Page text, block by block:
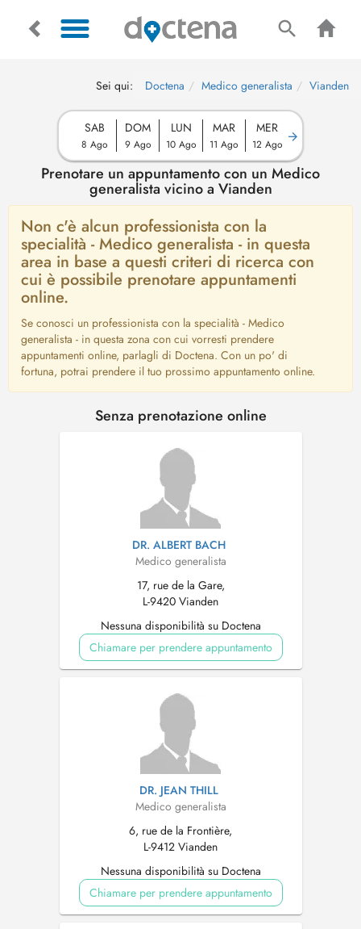
Sei qui: Doctena Medico generalista Vianden
SAB
8 Ago
DOM
9 Ago
LUN
10 Ago
MAR
11 Ago
MER
12 Ago
Prenotare un appuntamento con un Medico
generalista vicino a Vianden
Non c'è alcun professionista con la
specialità - Medico generalista - in questa
area in base a questi criteri di ricerca con
cui è possibile prenotare appuntamenti
online.
Se conosci un professionista con la specialità - Medico
generalista - in questa zona con cui vorresti prendere
appuntamenti online, parlagli di Doctena. Con un po' di
fortuna, potrai prendere il tuo prossimo appuntamento online.
Senza prenotazione online
DR. ALBERT BACH
Medico generalista
17, rue de la Gare,
L-9420 Vianden
Nessuna disponibilità su Doctena
Chiamare per prendere appuntamento
DR. JEAN THILL
Medico generalista
6, rue de la Frontière,
L-9412 Vianden
Nessuna disponibilità su Doctena
Chiamare per prendere appuntamento